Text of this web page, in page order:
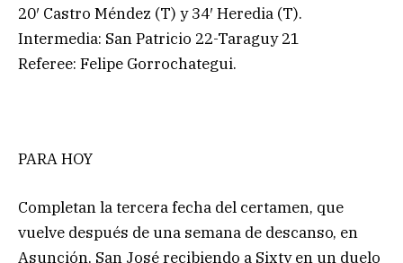
20′ Castro Méndez (T) y 34′ Heredia (T).
Intermedia: San Patricio 22-Taraguy 21
Referee: Felipe Gorrochategui.
PARA HOY
Completan la tercera fecha del certamen, que
vuelve después de una semana de descanso, en
Asunción, San José recibiendo a Sixty en un duelo